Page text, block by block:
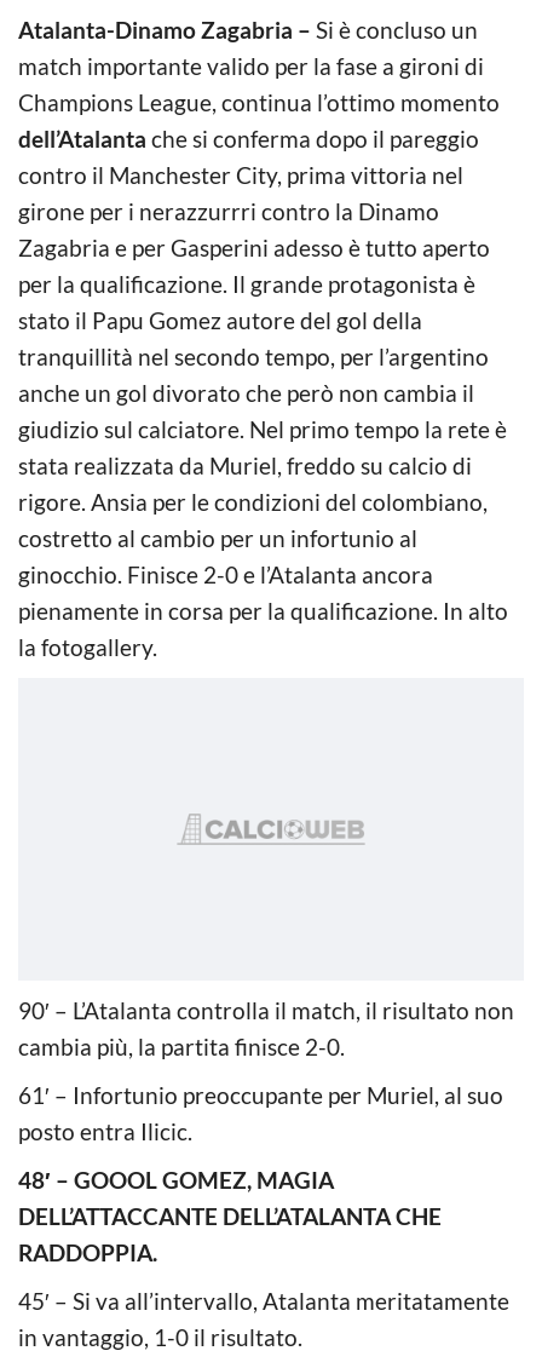
Atalanta-Dinamo Zagabria – Si è concluso un
match importante valido per la fase a gironi di
Champions League, continua l’ottimo momento
dell’Atalanta che si conferma dopo il pareggio
contro il Manchester City, prima vittoria nel
girone per i nerazzurrri contro la Dinamo
Zagabria e per Gasperini adesso è tutto aperto
per la qualificazione. Il grande protagonista è
stato il Papu Gomez autore del gol della
tranquillità nel secondo tempo, per l’argentino
anche un gol divorato che però non cambia il
giudizio sul calciatore. Nel primo tempo la rete è
stata realizzata da Muriel, freddo su calcio di
rigore. Ansia per le condizioni del colombiano,
costretto al cambio per un infortunio al
ginocchio. Finisce 2-0 e l’Atalanta ancora
pienamente in corsa per la qualificazione. In alto
la fotogallery.
90′ – L’Atalanta controlla il match, il risultato non
cambia più, la partita finisce 2-0.
61′ – Infortunio preoccupante per Muriel, al suo
posto entra Ilicic.
48′ – GOOOL GOMEZ, MAGIA
DELL’ATTACCANTE DELL’ATALANTA CHE
RADDOPPIA.
45′ – Si va all’intervallo, Atalanta meritatamente
in vantaggio, 1-0 il risultato.